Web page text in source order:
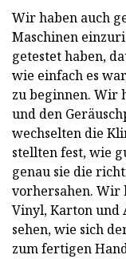
Wir haben auch
Maschinen
getestet haben,
wie einfach es
zu beginnen. Wir
und den
wechselten die
stellten fest, wie
genau sie die
vorhersahen. Wir
Vinyl, Karton und
sehen, wie sich
zum fertigen